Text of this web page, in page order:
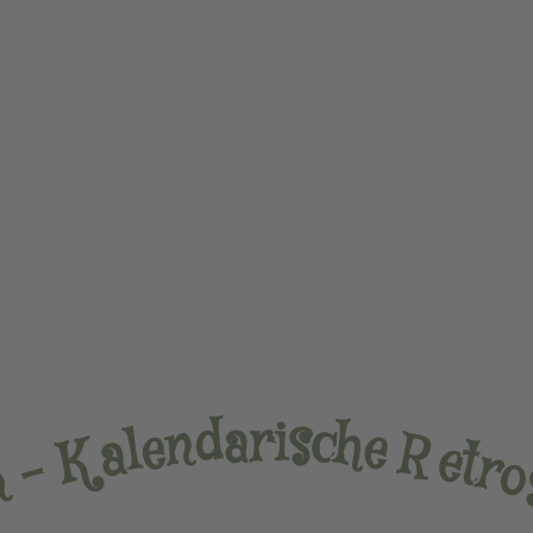
–KalendarischeRetr